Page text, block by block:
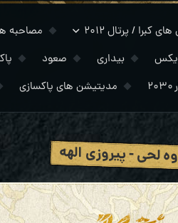
کبرا / پرتال ۲۰۱۲ مصاحبه
بیداری صعود
مدیتیشن های پاکسازی
لحی - پیروزی الهه